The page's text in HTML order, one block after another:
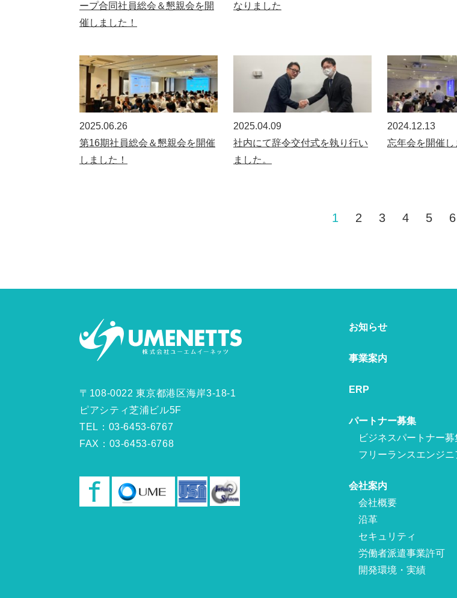
ープ合同社員総会＆懇親会を開
催しました！
なりました
2025.06.26
第16期社員総会＆懇親会を開催
しました！
2025.04.09
社内にて辞令交付式を執り行い
ました。
2024.12.13
忘年会を開催し
1 2 3 4 5 6
〒108-0022 東京都港区海岸3-18-1
ピアシティ芝浦ビル5F
TEL：03-6453-6767
FAX：03-6453-6768
お知らせ
事業案内
ERP
パートナー募集
ビジネスパートナー募
フリーランスエンジニ
会社案内
会社概要
沿革
セキュリティ
労働者派遣事業許可
開発環境・実績